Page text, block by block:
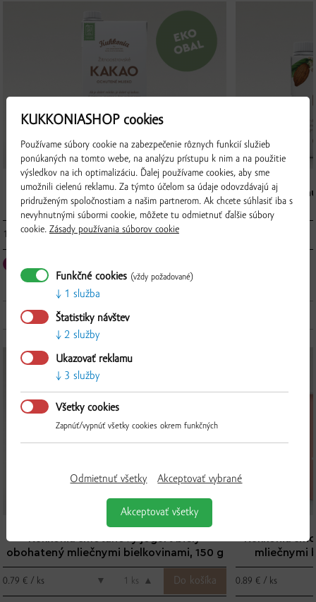
Kukkonia ochutené mlieko 3,3% - kakao, 1
l
1.99 € / ks ▼ ks ▲
Kukkonia
JOGURTY
Kukkonia smotanový jogurt biely
obohatený mliečnymi bielkovinami, 150 g
0.79 € / ks ▼ ks ▲
Kukkonia
mliečnymi
0.89 € / ks
KUKKONIASHOP cookies
Používame súbory cookie na zabezpečenie rôznych funkcií služieb
ponúkaných na tomto webe, na analýzu prístupu k nim a na použitie
výsledkov na ich optimalizáciu. Ďalej používame cookies, aby sme
umožnili cielenú reklamu. Za týmto účelom sa údaje odovzdávajú aj
pridruženým spoločnostiam a našim partnerom. Ak chcete súhlasiť iba s
nevyhnutnými súbormi cookie, môžete tu odmietnuť ďalšie súbory
cookie. Zásady používania súborov cookie
Funkčné cookies (vždy požadované)
1 služba
Štatistiky návštev
2 služby
Ukazovať reklamu
3 služby
Všetky cookies
Zapnúť/vypnúť všetky cookies okrem funkčných
Odmietnuť všetky Akceptovať vybrané
Akceptovať všetky